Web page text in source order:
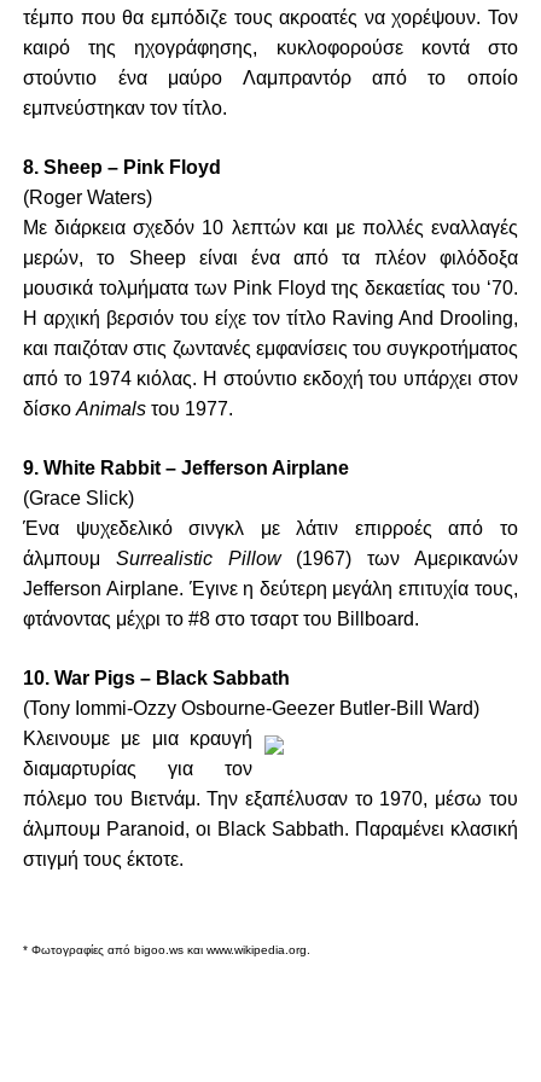
τέμπο που θα εμπόδιζε τους ακροατές να χορέψουν. Τον
καιρό της ηχογράφησης, κυκλοφορούσε κοντά στο
στούντιο ένα μαύρο Λαμπραντόρ από το οποίο
εμπνεύστηκαν τον τίτλο.
8. Sheep – Pink Floyd
(Roger Waters)
Με διάρκεια σχεδόν 10 λεπτών και με πολλές εναλλαγές
μερών, το Sheep είναι ένα από τα πλέον φιλόδοξα
μουσικά τολμήματα των Pink Floyd της δεκαετίας του ‘70.
Η αρχική βερσιόν του είχε τον τίτλο Raving And Drooling,
και παιζόταν στις ζωντανές εμφανίσεις του συγκροτήματος
από το 1974 κιόλας. Η στούντιο εκδοχή του υπάρχει στον
δίσκοAnimals του 1977.
9. White Rabbit – Jefferson Airplane
(Grace Slick)
Ένα ψυχεδελικό σινγκλ με λάτιν επιρροές από το
άλμπουμ Surrealistic Pillow(1967) των Αμερικανών
Jefferson Airplane. Έγινε η δεύτερη μεγάλη επιτυχία τους,
φτάνοντας μέχρι το #8 στο τσαρτ του Billboard.
10. War Pigs – Black Sabbath
(Tony Iommi-Ozzy Osbourne-Geezer Butler-Bill Ward)
Κλεινουμε με μια κραυγή
διαμαρτυρίας για τον
πόλεμο του Βιετνάμ. Την εξαπέλυσαν το 1970, μέσω του
άλμπουμ Paranoid, οι Black Sabbath. Παραμένει κλασική
στιγμή τους έκτοτε.
* Φωτογραφίες από bigoo.ws και www.wikipedia.org.